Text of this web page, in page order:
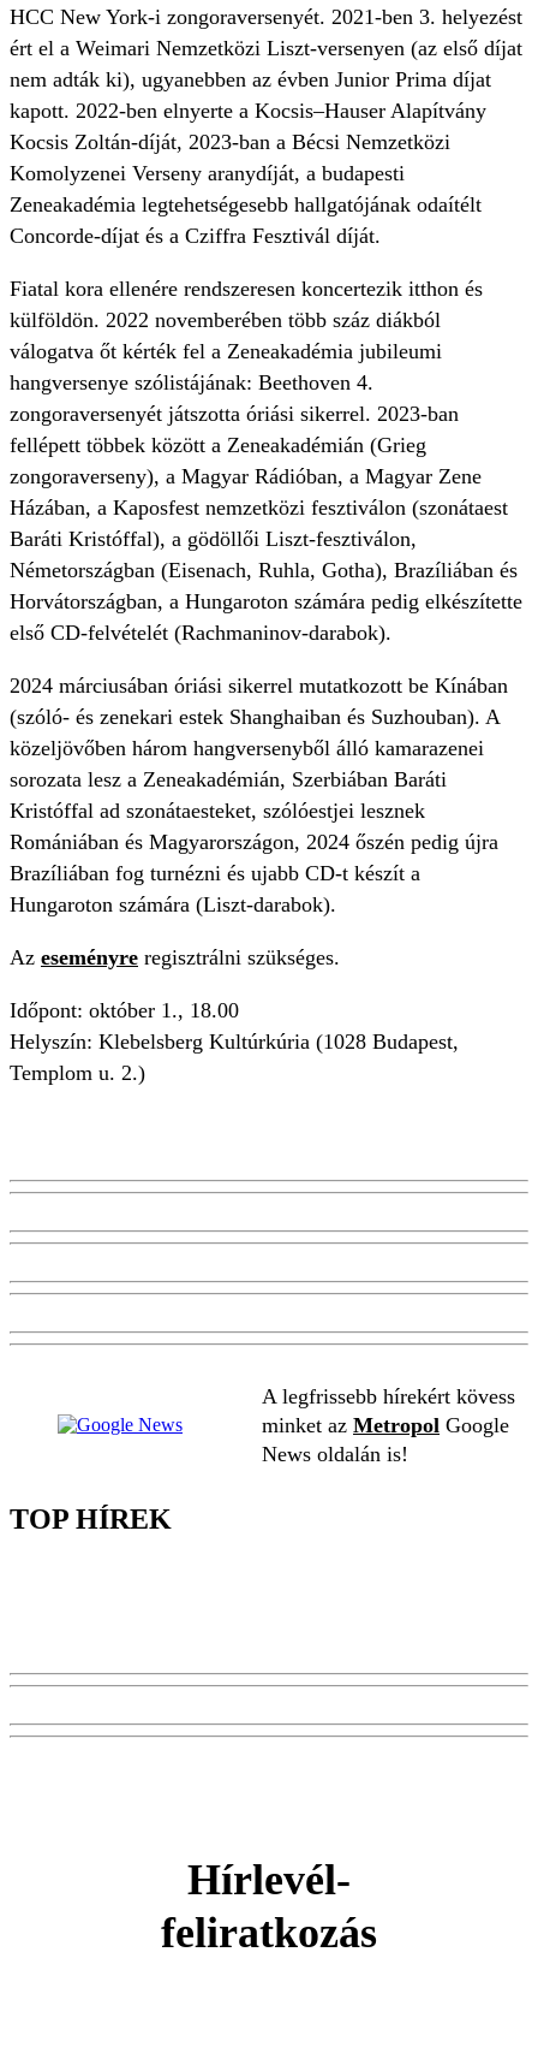
HCC New York-i zongoraversenyét. 2021-ben 3. helyezést
ért el a Weimari Nemzetközi Liszt-versenyen (az első díjat
nem adták ki), ugyanebben az évben Junior Prima díjat
kapott. 2022-ben elnyerte a Kocsis–Hauser Alapítvány
Kocsis Zoltán-díját, 2023-ban a Bécsi Nemzetközi
Komolyzenei Verseny aranydíját, a budapesti
Zeneakadémia legtehetségesebb hallgatójának odaítélt
Concorde-díjat és a Cziffra Fesztivál díját.
Fiatal kora ellenére rendszeresen koncertezik itthon és
külföldön. 2022 novemberében több száz diákból
válogatva őt kérték fel a Zeneakadémia jubileumi
hangversenye szólistájának: Beethoven 4.
zongoraversenyét játszotta óriási sikerrel. 2023-ban
fellépett többek között a Zeneakadémián (Grieg
zongoraverseny), a Magyar Rádióban, a Magyar Zene
Házában, a Kaposfest nemzetközi fesztiválon (szonátaest
Baráti Kristóffal), a gödöllői Liszt-fesztiválon,
Németországban (Eisenach, Ruhla, Gotha), Brazíliában és
Horvátországban, a Hungaroton számára pedig elkészítette
első CD-felvételét (Rachmaninov-darabok).
2024 márciusában óriási sikerrel mutatkozott be Kínában
(szóló- és zenekari estek Shanghaiban és Suzhouban). A
közeljövőben három hangversenyből álló kamarazenei
sorozata lesz a Zeneakadémián, Szerbiában Baráti
Kristóffal ad szonátaesteket, szólóestjei lesznek
Romániában és Magyarországon, 2024 őszén pedig újra
Brazíliában fog turnézni és ujabb CD-t készít a
Hungaroton számára (Liszt-darabok).
Az eseményre regisztrálni szükséges.
Időpont: október 1., 18.00
Helyszín: Klebelsberg Kultúrkúria (1028 Budapest,
Templom u. 2.)
A legfrissebb hírekért kövess
minket az Metropol Google
News oldalán is!
TOP HÍREK
Hírlevél-
feliratkozás